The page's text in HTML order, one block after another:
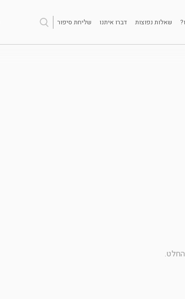
שאלות נפוצות דברו איתנו שליחת סיפור